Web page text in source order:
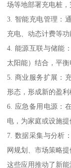
场等地部署充电桩
3. 智能充电管理：
充电、动态计费等
4. 能源互联与储能
太阳能）结合，平衡
5. 商业服务扩展：
形态，形成新的盈利
6. 应急备用电源：
电，为家庭或设施提
7. 数据采集与分析
网规划、市场策略提
这些应用推动了新能